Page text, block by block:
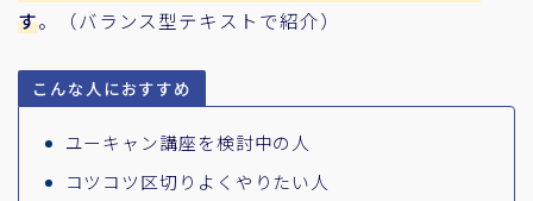
す。（バランス型テキストで紹介）
こんな人におすすめ
ユーキャン講座を検討中の人
コツコツ区切りよくやりたい人